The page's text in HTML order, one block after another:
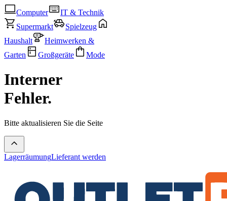
Computer
IT & Technik
Supermarkt
Spielzeug
Haushalt
Heimwerken &
Garten
Großgeräte Mode
Interner
Fehler.
Bitte aktualisieren Sie die Seite
LagerräumungLieferant werden